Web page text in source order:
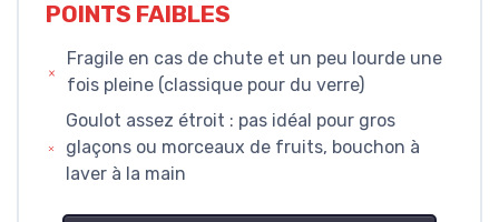
POINTS FAIBLES
Fragile en cas de chute et un peu lourde une
fois pleine (classique pour du verre)
Goulot assez étroit : pas idéal pour gros
glaçons ou morceaux de fruits, bouchon à
laver à la main